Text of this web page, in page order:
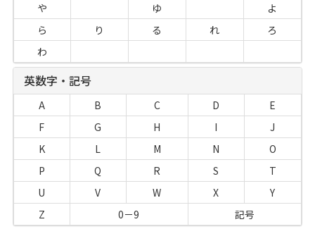
や
ゆ
よ
ら
り る れ
ろ
わ
英数字・記号
A B C D
E
F
G H I
J
K
L M N
O
P
Q R S
T
U
V W X
Y
Z
0－9 記号